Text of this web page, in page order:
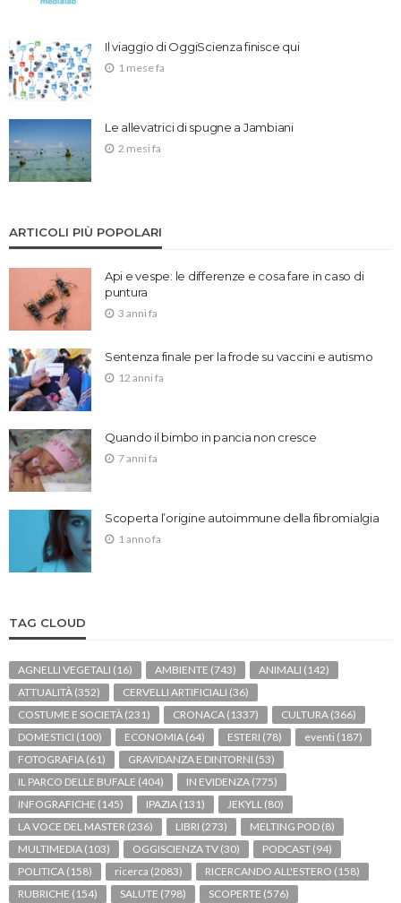
Il viaggio di OggiScienza finisce qui
1 mese fa
Le allevatrici di spugne a Jambiani
2 mesi fa
ARTICOLI PIÙ POPOLARI
Api e vespe: le differenze e cosa fare in caso di
puntura
3 anni fa
Sentenza finale per la frode su vaccini e autismo
12 anni fa
Quando il bimbo in pancia non cresce
7 anni fa
Scoperta l’origine autoimmune della fibromialgia
1 anno fa
TAG CLOUD
AGNELLI VEGETALI (16) AMBIENTE (743) ANIMALI (142)
ATTUALITÀ (352) CERVELLI ARTIFICIALI (36)
COSTUME E SOCIETÀ (231) CRONACA (1337) CULTURA (366)
DOMESTICI (100) ECONOMIA (64) ESTERI (78) eventi (187)
FOTOGRAFIA (61) GRAVIDANZA E DINTORNI (53)
IL PARCO DELLE BUFALE (404) IN EVIDENZA (775)
INFOGRAFICHE (145) IPAZIA (131) JEKYLL (80)
LA VOCE DEL MASTER (236) LIBRI (273) MELTING POD (8)
MULTIMEDIA (103) OGGISCIENZA TV (30) PODCAST (94)
POLITICA (158) ricerca (2083) RICERCANDO ALL'ESTERO (158)
RUBRICHE (154) SALUTE (798) SCOPERTE (576)